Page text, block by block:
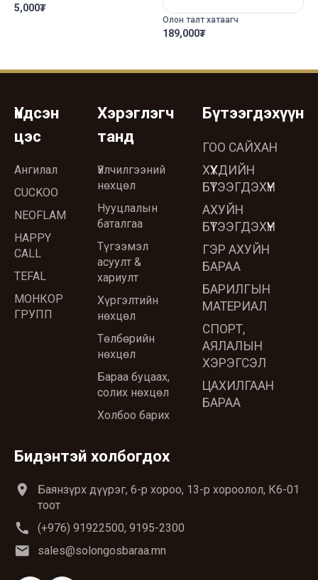
5,000₮
Олон талт хатаагч
189,000₮
Үндсэн
цэс
Ангилал
CUCKOO
NEOFLAM
HAPPY
CALL
TEFAL
МОНКОР
ГРУПП
Хэрэглэгч
танд
Үйлчилгээний
нөхцөл
Нууцлалын
баталгаа
Түгээмэл
асуулт &
хариулт
Хүргэлтийн
нөхцөл
Төлбөрийн
нөхцөл
Бараа буцаах,
солих нөхцөл
Холбоо барих
Бүтээгдэхүүн
ГОО САЙХАН
ХҮҮХДИЙН
БҮТЭЭГДЭХҮҮН
АХУЙН
БҮТЭЭГДЭХҮҮН
ГЭР АХУЙН
БАРАА
БАРИЛГЫН
МАТЕРИАЛ
СПОРТ,
АЯЛАЛЫН
ХЭРЭГСЭЛ
ЦАХИЛГААН
БАРАА
Бидэнтэй холбогдох
location_on
Баянзүрх дүүрэг, 6-р хороо, 13-р хороолол, К6-01
тоот
call (+976) 91922500, 9195-2300
email sales@solongosbaraa.mn